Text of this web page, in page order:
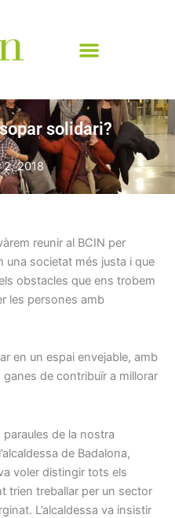
solidari?
2, 2018
reunir al BCIN per
una societat més justa i que
obstacles que ens trobem
les persones amb
en un espai envejable, amb
de contribuïr a millorar
paraules de la nostra
de Badalona,
voler distingir tots els
trien treballar per un sector
L’alcaldessa va insistir